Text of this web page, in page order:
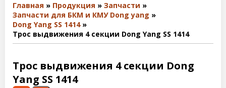
Главная Продукция
Запчасти
Запчасти для БКМ и КМУ Dong yang
Dong Yang SS 1414
Трос выдвижения 4 секции Dong Yang SS 1414
Трос выдвижения 4 секции Dong
Yang SS 1414